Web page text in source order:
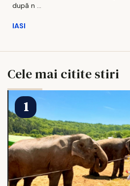
după n ...
IASI
Cele mai citite stiri